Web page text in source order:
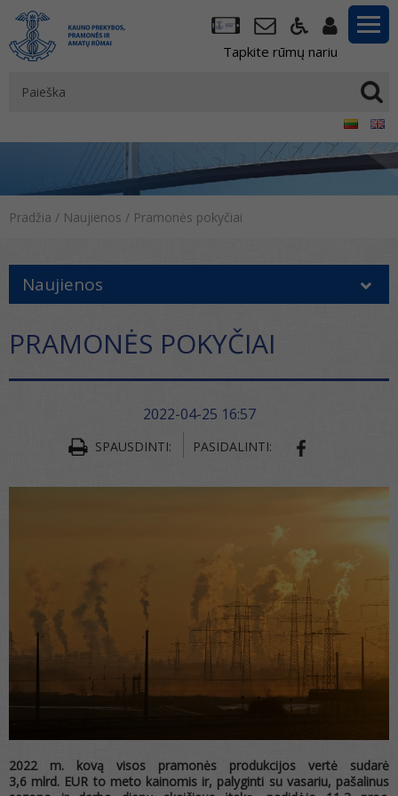
Tapkite rūmų nariu
Pradžia / Naujienos / Pramonės pokyčiai
Naujienos
PRAMONĖS POKYČIAI
2022-04-25 16:57
SPAUSDINTI: PASIDALINTI:
2022 m. kovą visos pramonės produkcijos vertė sudarė
3,6 mlrd. EUR to meto kainomis ir, palyginti su vasariu, pašalinus